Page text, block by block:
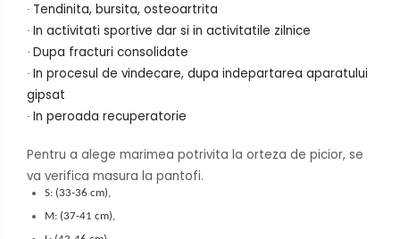
· Tendinita, bursita, osteoartrita
· In activitati sportive dar si in activitatile zilnice
· Dupa fracturi consolidate
· In procesul de vindecare, dupa indepartarea aparatului
gipsat
· In peroada recuperatorie
Pentru a alege marimea potrivita la orteza de picior, se
va verifica masura la pantofi.
S: (33-36 cm),
M: (37-41 cm),